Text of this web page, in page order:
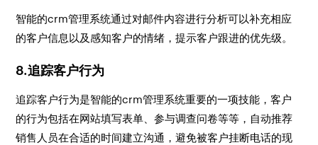
智能的crm管理系统通过对邮件内容进行分析可以补充相应
的客户信息以及感知客户的情绪，提示客户跟进的优先级。
8.追踪客户行为
追踪客户行为是智能的crm管理系统重要的一项技能，客户
的行为包括在网站填写表单、参与调查问卷等等，自动推荐
销售人员在合适的时间建立沟通，避免被客户挂断电话的现